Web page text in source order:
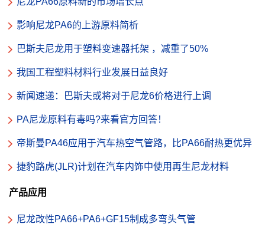
影响尼龙PA6的上游原料简析
巴斯夫尼龙用于塑料变速器托架 ，减重了50%
我国工程塑料材料行业发展日益良好
新闻速递：巴斯夫或将对于尼龙6价格进行上调
PA尼龙原料有毒吗?来看官方回答！
帝斯曼PA46应用于汽车热空气管路，比PA66耐热更优异
捷豹路虎(JLR)计划在汽车内饰中使用再生尼龙材料
产品应用
尼龙改性PA66+PA6+GF15制成多弯头气管